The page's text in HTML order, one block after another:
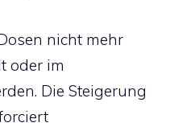
nicht mehr
oder im
Die Steigerung